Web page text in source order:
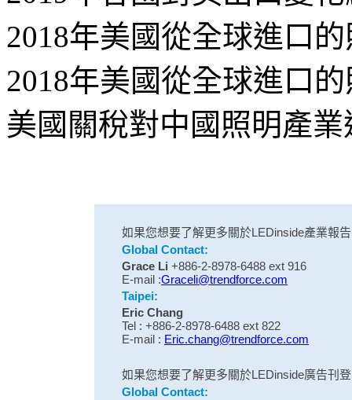
2018年美國從全球進口
2018年美國從全球進口
美國關稅對中國照明產
如果您想要了解更多關於LEDinside產業報
Global Contact:
Grace Li +886-2-8978-6488 ext 916
E-mail :Graceli@trendforce.com
Taipei:
Eric Chang
Tel : +886-2-8978-6488 ext 822
E-mail : Eric.chang@trendforce.com
如果您想要了解更多關於LEDinside廣告刊
Global Contact: